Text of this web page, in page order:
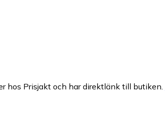
hos Prisjakt och har direktlänk till butiken.